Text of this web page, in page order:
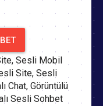
Sesli Mobil
Site, Sesli
Chat, Görüntülü
Sesli Sohbet